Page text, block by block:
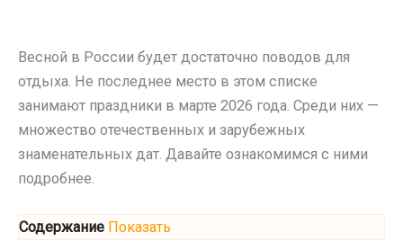
Весной в России будет достаточно поводов для
отдыха. Не последнее место в этом списке
занимают праздники в марте 2026 года. Среди них —
множество отечественных и зарубежных
знаменательных дат. Давайте ознакомимся с ними
подробнее.
Содержание Показать